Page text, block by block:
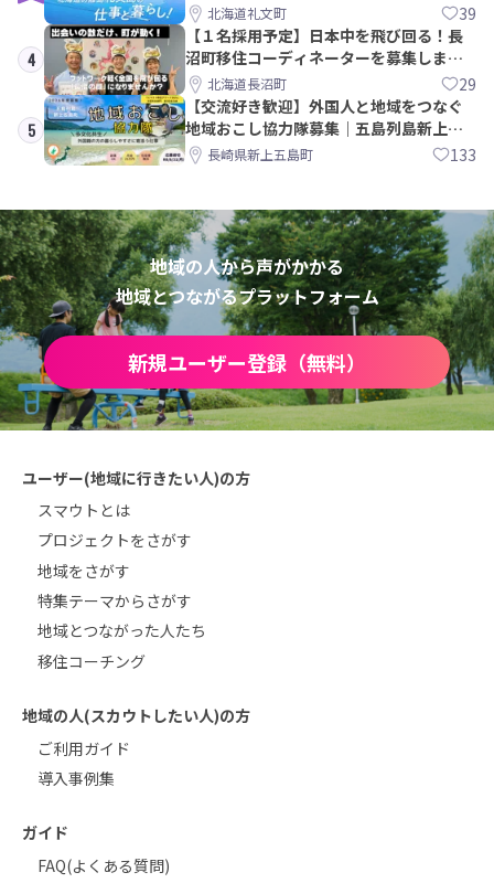
北海道礼文町 39
4
【１名採用予定】日本中を飛び回る！長
沼町移住コーディネーターを募集しま
す！北海道長沼町 29
5
【交流好き歓迎】外国人と地域をつなぐ
地域おこし協力隊募集｜五島列島新上五
島町長崎県新上五島町 133
地域の人から声がかかる
地域とつながるプラットフォーム
新規ユーザー登録（無料）
ユーザー(地域に行きたい人)の方
スマウトとは
プロジェクトをさがす
地域をさがす
特集テーマからさがす
地域とつながった人たち
移住コーチング
地域の人(スカウトしたい人)の方
ご利用ガイド
導入事例集
ガイド
FAQ(よくある質問)